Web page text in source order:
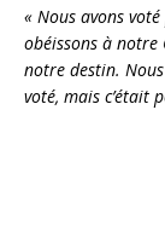
« Nous avons
obéissons à
notre destin.
voté, mais c’était